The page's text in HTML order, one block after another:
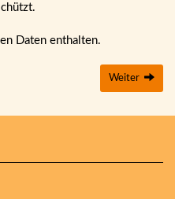
Daten enthalten.
Weiter